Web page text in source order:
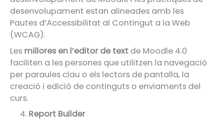
desenvolupament estan alineades amb les
Pautes d’Accessibilitat al Contingut a la Web
(WCAG).
Les millores en l’editor de text de Moodle 4.0
faciliten a les persones que utilitzen la navegació
per paraules clau o els lectors de pantalla, la
creació i edició de continguts o enviaments del
curs.
4. Report Builder